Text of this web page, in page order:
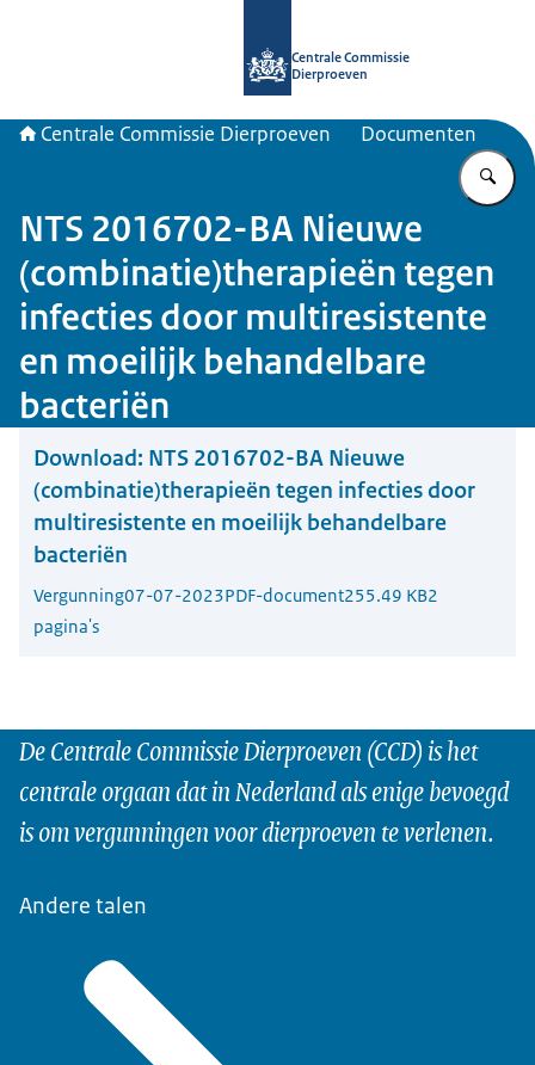
Centrale Commissie
Dierproeven
Centrale Commissie Dierproeven Documenten
NTS 2016702-BA Nieuwe
(combinatie)therapieën tegen
infecties door multiresistente
en moeilijk behandelbare
bacteriën
Download: NTS 2016702-BA Nieuwe
(combinatie)therapieën tegen infecties door
multiresistente en moeilijk behandelbare
bacteriën
Vergunning07-07-2023PDF-document255.49 KB2
pagina's
De Centrale Commissie Dierproeven (CCD) is het
centrale orgaan dat in Nederland als enige bevoegd
is om vergunningen voor dierproeven te verlenen.
Andere talen